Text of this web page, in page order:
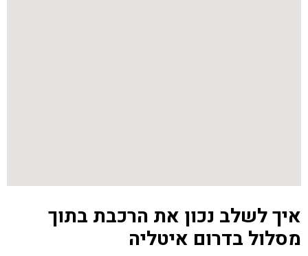
איך לשלב נכון את הרכבת בתוך
מסלול בדרום איטליה